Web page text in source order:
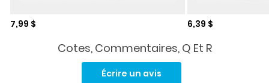
Prix de solde
7,99 $ Prix de solde
6,39 $
Cotes, Commentaires, Q Et R
Écrire un avis